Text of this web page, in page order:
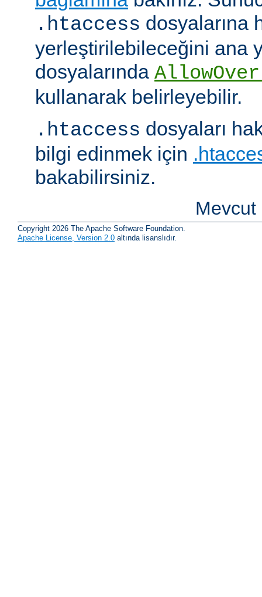
.htaccess dosyalarına
yerleştirilebileceğini ana
dosyalarında
kullanarak belirleyebilir.
.htaccess dosyaları
bilgi edinmek için
bakabilirsiniz.
Copyright 2026 The Apache Software Foundation.
Apache License, Version 2.0 altında lisanslıdır.